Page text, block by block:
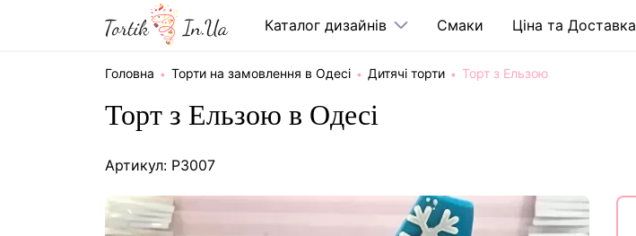
Каталог дизайнів Cмаки Ціна та Доставка
Головна Торти на замовлення в Одесі Дитячі торти Торт з Ельзою
Торт з Ельзою в Одесі
Артикул: P3007